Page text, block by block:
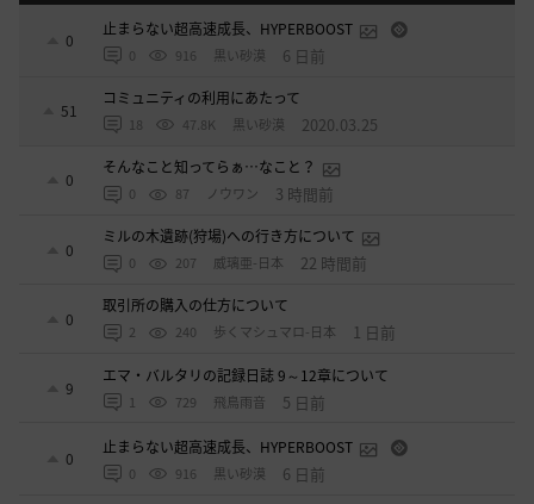
0
止まらない超高速成長、HYPERBOOST
0 916 黒い砂漠 6 日前
51
コミュニティの利用にあたって
18 47.8K 黒い砂漠 2020.03.25
0
そんなこと知ってらぁ…なこと？
0 87 ノウワン 3 時間前
0
ミルの木遺跡(狩場)への行き方について
0 207 威璃亜-日本 22 時間前
0
取引所の購入の仕方について
2 240 歩くマシュマロ-日本 1 日前
9
エマ・バルタリの記録日誌 9～12章について
1 729 飛鳥雨音 5 日前
0
止まらない超高速成長、HYPERBOOST
0 916 黒い砂漠 6 日前